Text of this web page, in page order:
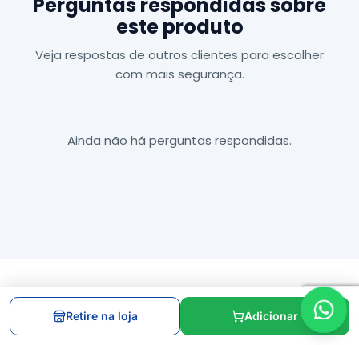
este produto
Veja respostas de outros clientes para escolher
com mais segurança.
Ainda não há perguntas respondidas.
Inscreva-se na
nossa Newsletter
Retire na loja Adicionar